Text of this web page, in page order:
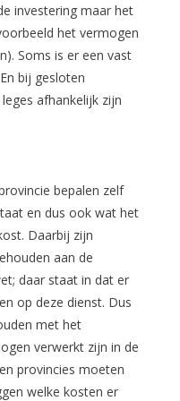
investering maar het
het vermogen
Soms is er een vast
bij gesloten
afhankelijk zijn
bepalen zelf
en dus ook wat het
Daarbij zijn
aan de
daar staat in dat er
op deze dienst. Dus
met het
verwerkt zijn in de
provincies moeten
welke kosten er